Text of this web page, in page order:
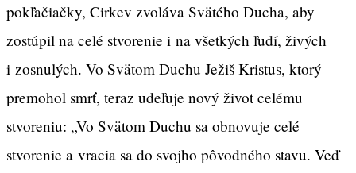
pokľačiačky, Cirkev zvoláva Svätého Ducha, aby
zostúpil na celé stvorenie i na všetkých ľudí, živých
i zosnulých. Vo Svätom Duchu Ježiš Kristus, ktorý
premohol smrť, teraz udeľuje nový život celému
stvoreniu: „Vo Svätom Duchu sa obnovuje celé
stvorenie a vracia sa do svojho pôvodného stavu. Veď